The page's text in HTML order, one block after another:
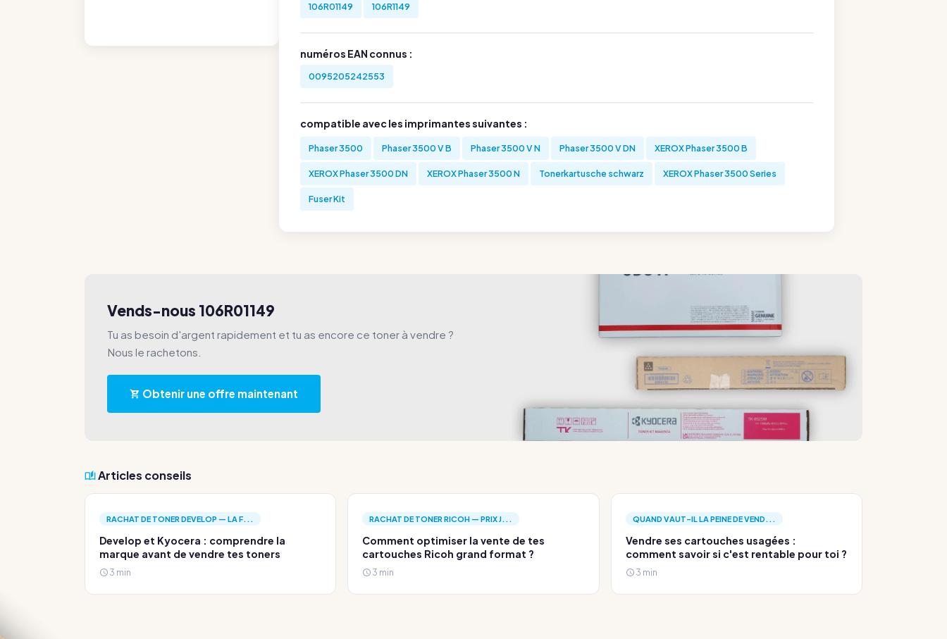
106R01149 106R1149
numéros EAN connus :
0095205242553
compatible avec les imprimantes suivantes :
Phaser 3500 Phaser 3500 V B Phaser 3500 V N Phaser 3500 V DN XEROX Phaser 3500 B
XEROX Phaser 3500 DN XEROX Phaser 3500 N Tonerkartusche schwarz XEROX Phaser 3500 Series
Fuser Kit
Vends-nous 106R01149
Tu as besoin d'argent rapidement et tu as encore ce toner à vendre ?
Nous le rachetons.
Obtenir une offre maintenant
Articles conseils
RACHAT DE TONER DEVELOP — LA F...
Develop et Kyocera : comprendre la
marque avant de vendre tes toners
3 min
RACHAT DE TONER RICOH — PRIX J...
Comment optimiser la vente de tes
cartouches Ricoh grand format ?
3 min
QUAND VAUT-IL LA PEINE DE VEND...
Vendre ses cartouches usagées :
comment savoir si c'est rentable pour toi ?
3 min